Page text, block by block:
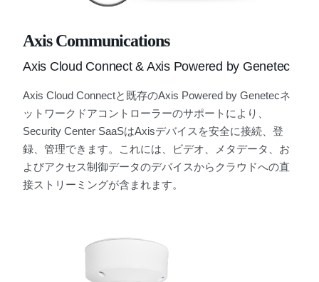
Axis Communications
Axis Cloud Connect & Axis Powered by Genetec
Axis Cloud Connectと既存のAxis Powered by Genetecネ
ットワークドアコントローラーのサポートにより、
Security Center SaaSはAxisデバイスを安全に接続、登
録、管理できます。これには、ビデオ、メタデータ、お
よびアクセス制御データのデバイスからクラウドへの直
接ストリーミングが含まれます。